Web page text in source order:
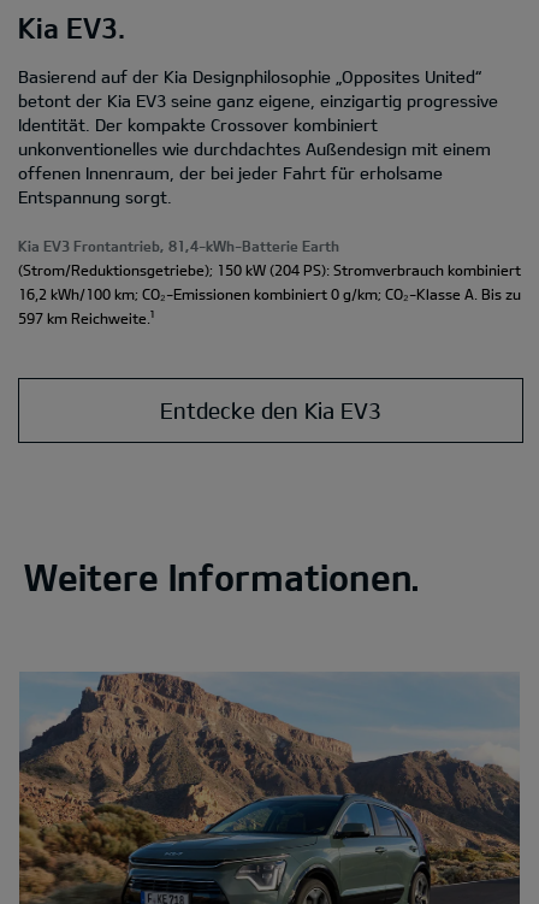
Kia EV3.
Basierend auf der Kia Designphilosophie „Opposites United“
betont der Kia EV3 seine ganz eigene, einzigartig progressive
Identität. Der kompakte Crossover kombiniert
unkonventionelles wie durchdachtes Außendesign mit einem
offenen Innenraum, der bei jeder Fahrt für erholsame
Entspannung sorgt.
Kia EV3 Frontantrieb, 81,4-kWh-Batterie Earth
(Strom/Reduktionsgetriebe); 150 kW (204 PS): Stromverbrauch kombiniert
16,2 kWh/100 km; CO₂-Emissionen kombiniert 0 g/km; CO₂-Klasse A. Bis zu
597 km Reichweite. ¹
Entdecke den Kia EV3
Weitere Informationen.